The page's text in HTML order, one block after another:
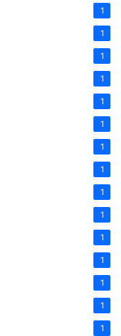
1
1
1
1
1
1
1
1
1
1
1
1
1
1
1